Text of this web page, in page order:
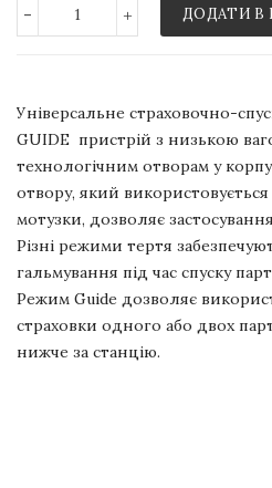
- + ДОДАТИ В
Універсальне страховочно-
GUIDE пристрій з низькою
технологічним отворам у
отвору, який
мотузки, дозволяє
Різні режими тертя
гальмування під час спуску
Режим Guide дозволяє
страховки одного або двох
нижче за станцію.